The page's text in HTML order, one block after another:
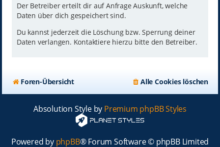
Der Betreiber erteilt dir auf Anfrage Auskunft, welche
Daten über dich gespeichert sind.
Du kannst jederzeit die Löschung bzw. Sperrung deiner
Daten verlangen. Kontaktiere hierzu bitte den Betreiber.
Foren-Übersicht Alle Cookies löschen
Absolution Style by Premium phpBB Styles
Powered by phpBB® Forum Software © phpBB Limited